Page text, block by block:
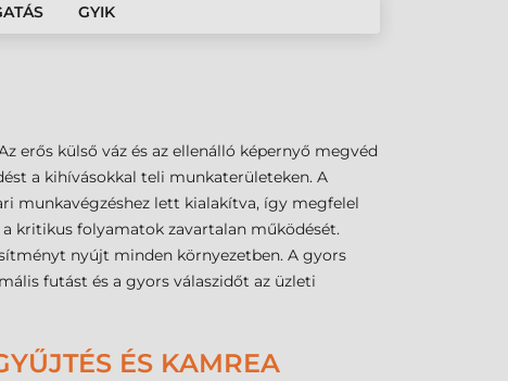
GYIK
erős külső váz és az ellenálló képernyő megvéd
a kihívásokkal teli munkaterületeken. A
munkavégzéshez lett kialakítva, így megfelel
kritikus folyamatok zavartalan működését.
nyújt minden környezetben. A gyors
futást és a gyors válaszidőt az üzleti
ÉS KAMREA